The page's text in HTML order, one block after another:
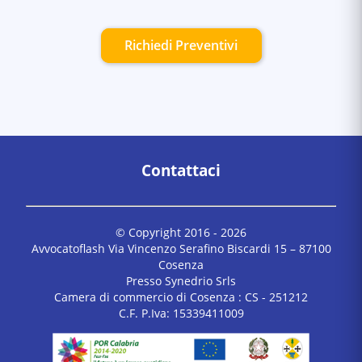
Richiedi Preventivi
Contattaci
© Copyright 2016 - 2026
Avvocatoflash Via Vincenzo Serafino Biscardi 15 – 87100
Cosenza
Presso Synedrio Srls
Camera di commercio di Cosenza : CS - 251212
C.F. P.Iva: 15339411009